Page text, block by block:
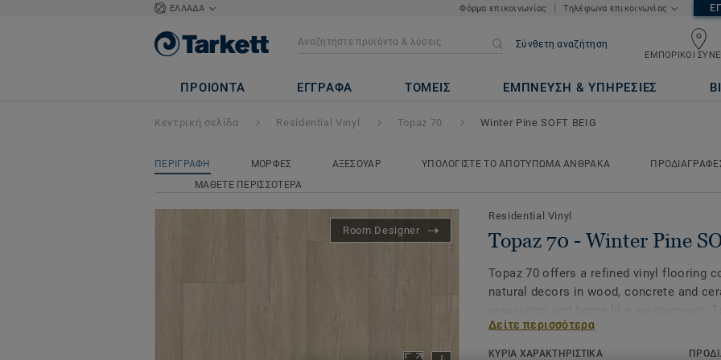
ΕΛΛΑΔΑ Φόρμα επικοινωνίας Τηλέφωνα επικοινωνίας
Σύνθετη αναζήτηση
ΕΜΠΟΡΙΚΟΙ
ΠΡΟΙΟΝΤΑ ΕΓΓΡΑΦΑ ΤΟΜΕΙΣ ΕΜΠΝΕΥΣΗ & ΥΠΗΡΕΣΙΕΣ
Topaz 70 - Winter Pine SOFT BEIG
Κεντρική σελίδα Residential Vinyl Topaz 70 Winter Pine SOFT BEIG
ΠΕΡΙΓΡΑΦΗ ΜΟΡΦΕΣ ΑΞΕΣΟΥΑΡ ΥΠΟΛΟΓΙΣΤΕ ΤΟ ΑΠΟΤΥΠΩΜΑ ΑΝΘΡΑΚΑ
ΜΑΘΕΤΕ ΠΕΡΙΣΣΟΤΕΡΑ
Room Designer
Residential Vinyl
Topaz 70 - Winter Pine
Topaz 70 offers a refined vinyl flooring
natural decors in wood, concrete and
flooring and provides good performance
resistance is key.
Δείτε περισσότερα
ΚΥΡΙΑ ΧΑΡΑΚΤΗΡΙΣΤΙΚΑ